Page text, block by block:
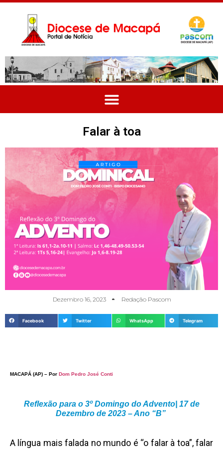
Falar à toa
Dezembro 16, 2023 Redação Pascom
Facebook Twitter WhatsApp Telegram
MACAPÁ (AP) – Por Dom Pedro José Conti
Reflexão para o 3º Domingo do Advento| 17 de
Dezembro de 2023 – Ano “B”
A língua mais falada no mundo é “o falar à toa”, falar